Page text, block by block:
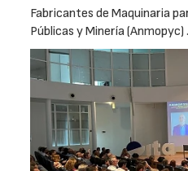
Fabricantes de Maquinaria
Públicas y Minería (Anmopyc)